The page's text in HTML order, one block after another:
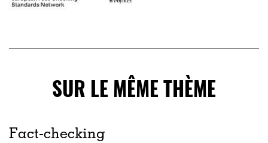
SUR LE MÊME THÈME
Fact-checking